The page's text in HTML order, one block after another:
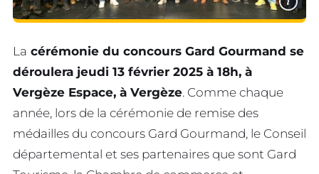
La cérémonie du concours Gard Gourmand se
déroulera jeudi 13 février 2025 à 18h, à
Vergèze Espace, à Vergèze. Comme chaque
année, lors de la cérémonie de remise des
médailles du concours Gard Gourmand, le Conseil
départemental et ses partenaires que sont Gard